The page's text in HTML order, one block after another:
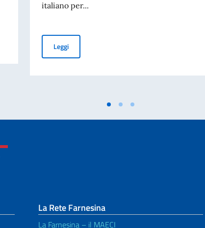
cartacea per l’espatrio dal 3 agosto
italiano per...
LeggiGraduatoria finale delle borse di studio
La Rete Farnesina
La Farnesina – il MAECI